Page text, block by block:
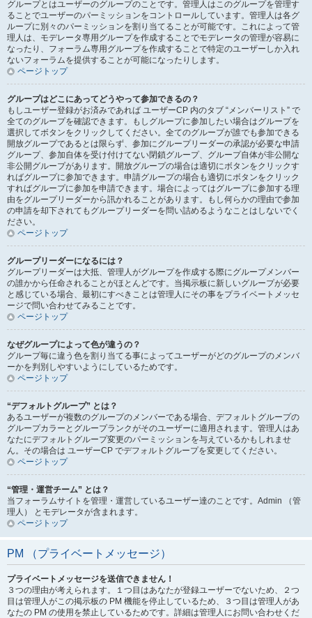
グループとはユーザーのグループのことです。管理人はこのグループを管理す
ることでユーザーのパーミッションをコントロールしています。管理人は各グ
ループに別々のパーミッションを割り当てることが可能です。これによって管
理人は、モデレータ専用グループを作成することでモデレータの管理が容易に
なったり、フォーラム専用グループを作成することで特定のユーザーしか入れ
ないフォーラムを提供することが可能になったりします。
ページトップ
グループはどこにあってどうやって参加できるの？
もしユーザー登録がお済みであれば ユーザーCP 内のタブ “メンバーリスト” で
全てのグループを確認できます。もしグループに参加したい場合はグループを
選択してボタンをクリックしてください。全てのグループが誰でも参加できる
開放グループであるとは限らず、参加にグループリーダーの承認が必要な申請
グループ、参加自体を受け付けてない閉鎖グループ、グループ自体が非公開な
非公開グループがあります。開放グループの場合は適切にボタンをクリックす
ればグループに参加できます。申請グループの場合も適切にボタンをクリック
すればグループに参加を申請できます。場合によってはグループに参加する理
由をグループリーダーから訊かれることがあります。もし何らかの理由で参加
の申請を却下されてもグループリーダーを問い詰めるようなことはしないでく
ださい。
ページトップ
グループリーダーになるには？
グループリーダーは大抵、管理人がグループを作成する際にグループメンバー
の誰かから任命されることがほとんどです。当掲示板に新しいグループが必要
と感じている場合、最初にすべきことは管理人にその事をプライベートメッセ
ージで問い合わせてみることです。
ページトップ
なぜグループによって色が違うの？
グループ毎に違う色を割り当てる事によってユーザーがどのグループのメンバ
ーかを判別しやすいようにしているためです。
ページトップ
“デフォルトグループ” とは？
あるユーザーが複数のグループのメンバーである場合、デフォルトグループの
グループカラーとグループランクがそのユーザーに適用されます。管理人はあ
なたにデフォルトグループ変更のパーミッションを与えているかもしれませ
ん。その場合は ユーザーCP でデフォルトグループを変更してください。
ページトップ
“管理・運営チーム” とは？
当フォーラムサイトを管理・運営しているユーザー達のことです。Admin （管
理人） とモデレータが含まれます。
ページトップ
PM （プライベートメッセージ）
プライベートメッセージを送信できません！
３つの理由が考えられます。１つ目はあなたが登録ユーザーでないため、２つ
目は管理人がこの掲示板の PM 機能を停止しているため、３つ目は管理人があ
なたの PM の使用を禁止しているためです。詳細は管理人にお問い合わせくだ